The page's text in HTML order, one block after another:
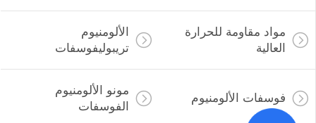
مواد مقاومة للحرارة
العالية
الألومنيوم
تريبوليفوسفات
فوسفات الألومنيوم
مونو الألومنيوم
الفوسفات